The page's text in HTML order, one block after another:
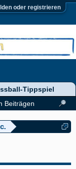
oder registrieren
Beiträgen
Tippspiel